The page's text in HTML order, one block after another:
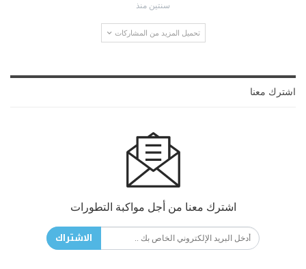
سنتين منذ
تحميل المزيد من المشاركات
اشترك معنا
اشترك معنا من أجل مواكبة التطورات
الاشتراك